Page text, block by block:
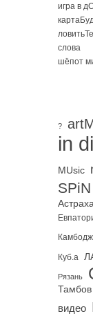
игра в
слова
шёпот
?
in
MUsic
SPiN
Куб.а
Рязань
Тамбов
видео